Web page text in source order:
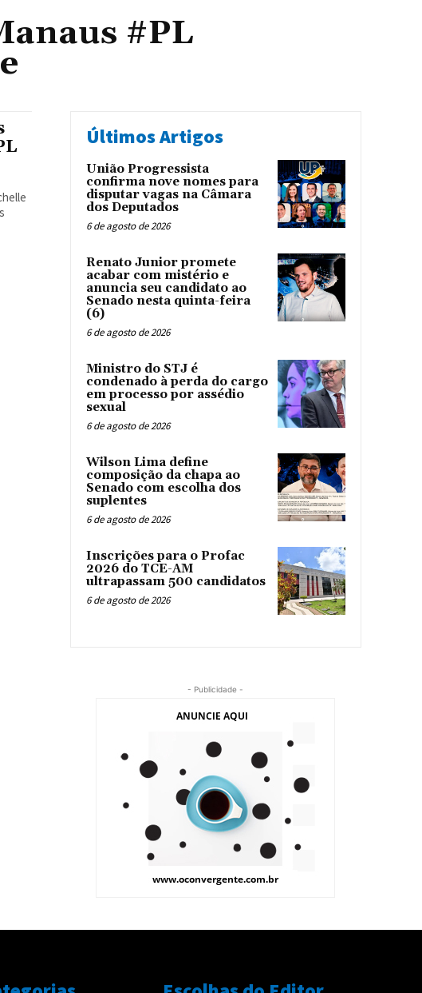
#PL
Últimos Artigos
União Progressista
confirma nove nomes para
disputar vagas na Câmara
dos Deputados
6 de agosto de 2026
Renato Junior promete
acabar com mistério e
anuncia seu candidato ao
Senado nesta quinta-feira
(6)
6 de agosto de 2026
Ministro do STJ é
condenado à perda do cargo
em processo por assédio
sexual
6 de agosto de 2026
Wilson Lima define
composição da chapa ao
Senado com escolha dos
suplentes
6 de agosto de 2026
Inscrições para o Profac
2026 do TCE-AM
ultrapassam 500 candidatos
6 de agosto de 2026
- Publicidade -